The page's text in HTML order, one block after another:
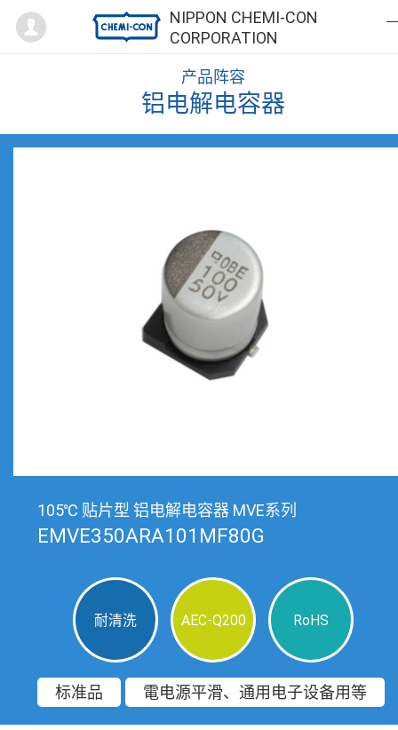
NIPPON CHEMI-CON
CORPORATION
Mypage
产品阵容
铝电解电容器
105℃ 贴片型 铝电解电容器 MVE系列
EMVE350ARA101MF80G
耐清洗 AEC-Q200 RoHS
标准品 電电源平滑、通用电子设备用等